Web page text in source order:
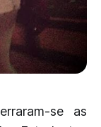
se as